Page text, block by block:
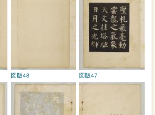
図版47
図版48